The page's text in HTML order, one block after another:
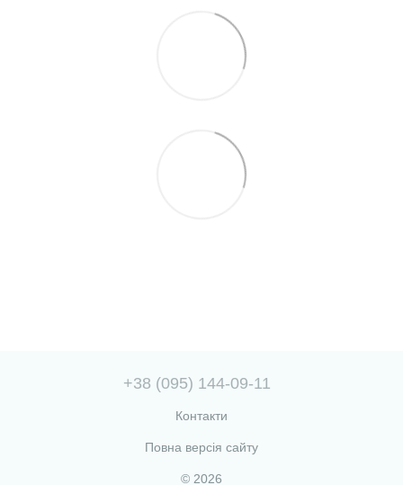
+38 (095) 144-09-11
Контакти
Повна версія сайту
© 2026